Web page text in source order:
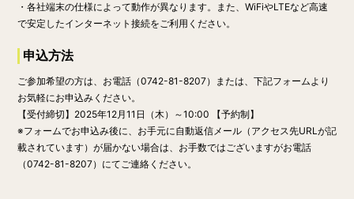
・各社端末の仕様によって動作が異なります。また、WiFiやLTEなど高速
で安定したインターネット接続をご利用ください。
申込方法
ご参加希望の方は、お電話（0742-81-8207）または、下記フォームより
お気軽にお申込みください。
【受付締切】 2025年12月11日（木）～10:00
【予約制】
※フォームでお申込み後に、お手元に自動返信メール（アクセス先URLが記
載されています）が届かない場合は、お手数ではございますがお電話
（0742-81-8207）にてご連絡ください。